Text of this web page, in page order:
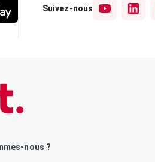
Suivez-nous
nous ?